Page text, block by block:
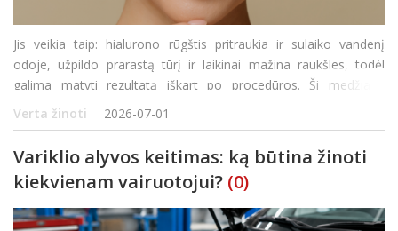
Jis veikia taip: hialurono rūgštis pritraukia ir sulaiko vandenį
odoje, užpildo prarastą tūrį ir laikinai mažina raukšles, todėl
galima matyti rezultatą iškart po procedūros. Ši medžiaga
drėkina, atkuria odos elastingumą ir suteikia tūrio, todėl
injekcijos greitai pagerin
Verta žinoti 2026-07-01
Variklio alyvos keitimas: ką būtina žinoti
kiekvienam vairuotojui? (0)